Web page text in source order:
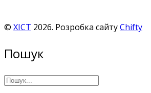
© ХІСТ 2026. Розробка сайтуChifty
Пошук